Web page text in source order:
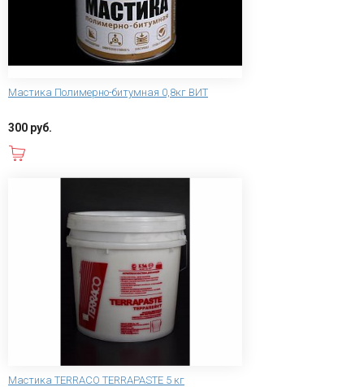
Мастика Полимерно-битумная 0,8кг ВИТ
300 руб.
Мастика TERRACO TERRAPASTE 5 кг